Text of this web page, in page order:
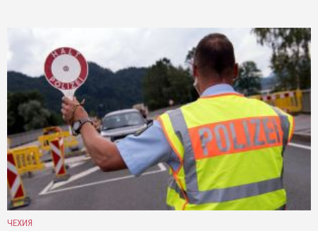
ЧЕХИЯ